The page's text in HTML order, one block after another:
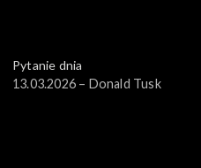
Pytanie dnia
13.03.2026 – Donald Tusk